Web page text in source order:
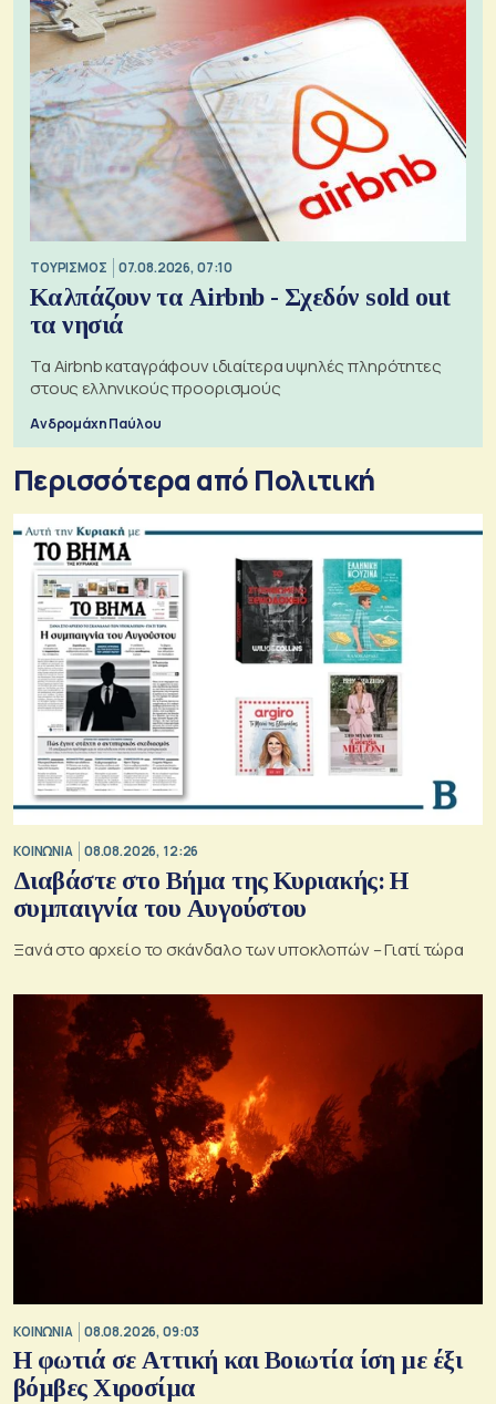
ΤΟΥΡΙΣΜΟΣ 07.08.2026, 07:10
Καλπάζουν τα Airbnb - Σχεδόν sold out
τα νησιά
Τα Airbnb καταγράφουν ιδιαίτερα υψηλές πληρότητες
στους ελληνικούς προορισμούς
Ανδρομάχη Παύλου
Περισσότερα από Πολιτική
ΚΟΙΝΩΝΙΑ 08.08.2026, 12:26
Διαβάστε στο Βήμα της Κυριακής: Η
συμπαιγνία του Αυγούστου
Ξανά στο αρχείο το σκάνδαλο των υποκλοπών – Γιατί τώρα
ΚΟΙΝΩΝΙΑ 08.08.2026, 09:03
Η φωτιά σε Αττική και Βοιωτία ίση με έξι
βόμβες Χιροσίμα